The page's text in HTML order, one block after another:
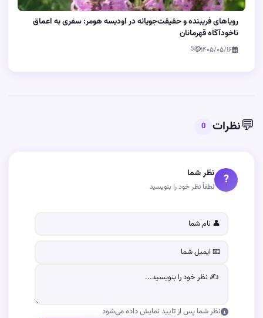
رویاهای فریبنده و حقیقت‌جویانه در اودیسه هومر: سفری به اعماق
ناخودآگاه قهرمانان
۱۴۰۵/۰۵/۱۶ 5
💬نظرات 0
? نظر شما
لطفاً نظر خود را بنویسید
نظر شما پس از تایید نمایش داده می‌شود